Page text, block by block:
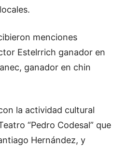
menciones
Estelrrich ganador en
ganador en chin
la actividad cultural
“Pedro Codesal” que
Hernández, y